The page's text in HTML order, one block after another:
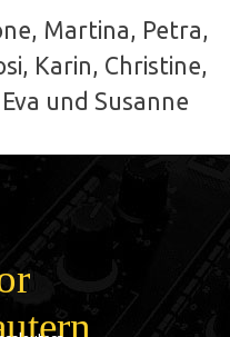
Martina, Petra,
Karin, Christine,
und Susanne